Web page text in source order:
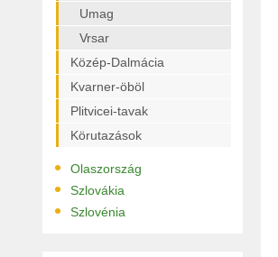
Umag
Vrsar
Közép-Dalmácia
Kvarner-öböl
Plitvicei-tavak
Körutazások
• Olaszország
• Szlovákia
• Szlovénia